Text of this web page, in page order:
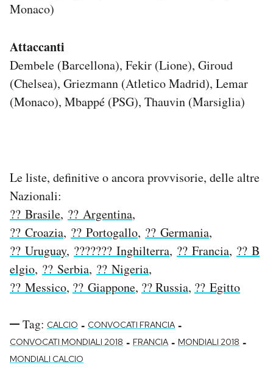
Monaco)
Attaccanti
Dembele (Barcellona), Fekir (Lione), Giroud
(Chelsea), Griezmann (Atletico Madrid), Lemar
(Monaco), Mbappé (PSG), Thauvin (Marsiglia)
Le liste, definitive o ancora provvisorie, delle altre
Nazionali:
?? Brasile, ?? Argentina,
?? Croazia, ?? Portogallo, ?? Germania,
?? Uruguay, ??????? Inghilterra, ?? Francia, ?? B
elgio, ?? Serbia, ?? Nigeria,
?? Messico, ?? Giappone, ?? Russia, ?? Egitto
Tag: CALCIO - CONVOCATI FRANCIA -
CONVOCATI MONDIALI 2018 - FRANCIA - MONDIALI 2018 -
MONDIALI CALCIO